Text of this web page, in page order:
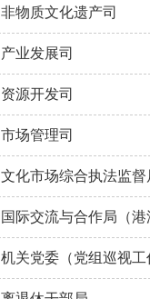
非物质文化遗产司
产业发展司
资源开发司
市场管理司
文化市场综合执法监督
国际交流与合作局（
机关党委（党组巡视